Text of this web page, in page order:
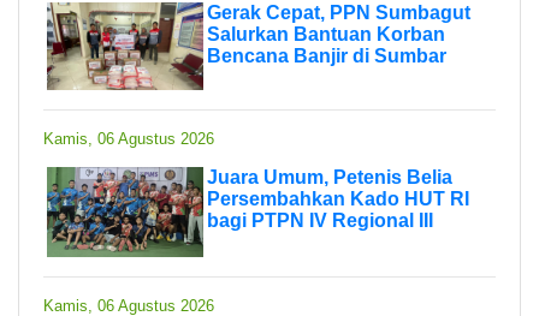
Gerak Cepat, PPN Sumbagut
Salurkan Bantuan Korban
Bencana Banjir di Sumbar
Kamis, 06 Agustus 2026
Juara Umum, Petenis Belia
Persembahkan Kado HUT RI
bagi PTPN IV Regional III
Kamis, 06 Agustus 2026